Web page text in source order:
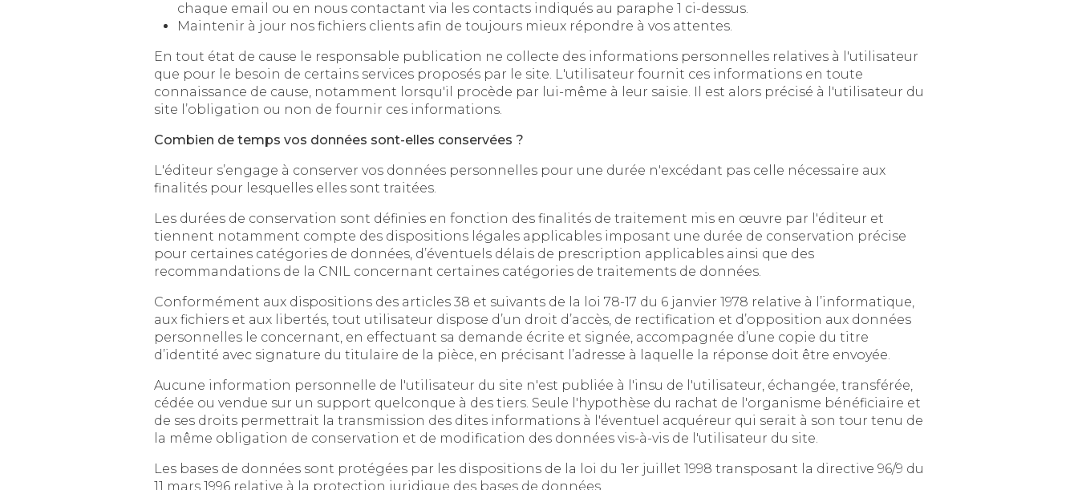
chaque email ou en nous contactant via les contacts indiqués au paraphe 1 ci-dessus.
Maintenir à jour nos fichiers clients afin de toujours mieux répondre à vos attentes.
En tout état de cause le responsable publication ne collecte des informations personnelles relatives à l'utilisateur
que pour le besoin de certains services proposés par le site. L'utilisateur fournit ces informations en toute
connaissance de cause, notamment lorsqu'il procède par lui-même à leur saisie. Il est alors précisé à l'utilisateur du
site l’obligation ou non de fournir ces informations.
Combien de temps vos données sont-elles conservées ?
L'éditeur s’engage à conserver vos données personnelles pour une durée n'excédant pas celle nécessaire aux
finalités pour lesquelles elles sont traitées.
Les durées de conservation sont définies en fonction des finalités de traitement mis en œuvre par l'éditeur et
tiennent notamment compte des dispositions légales applicables imposant une durée de conservation précise
pour certaines catégories de données, d’éventuels délais de prescription applicables ainsi que des
recommandations de la CNIL concernant certaines catégories de traitements de données.
Conformément aux dispositions des articles 38 et suivants de la loi 78-17 du 6 janvier 1978 relative à l’informatique,
aux fichiers et aux libertés, tout utilisateur dispose d’un droit d’accès, de rectification et d’opposition aux données
personnelles le concernant, en effectuant sa demande écrite et signée, accompagnée d’une copie du titre
d’identité avec signature du titulaire de la pièce, en précisant l’adresse à laquelle la réponse doit être envoyée.
Aucune information personnelle de l'utilisateur du site n'est publiée à l'insu de l'utilisateur, échangée, transférée,
cédée ou vendue sur un support quelconque à des tiers. Seule l'hypothèse du rachat de l'organisme bénéficiaire et
de ses droits permettrait la transmission des dites informations à l'éventuel acquéreur qui serait à son tour tenu de
la même obligation de conservation et de modification des données vis-à-vis de l'utilisateur du site.
Les bases de données sont protégées par les dispositions de la loi du 1er juillet 1998 transposant la directive 96/9 du
11 mars 1996 relative à la protection juridique des bases de données.